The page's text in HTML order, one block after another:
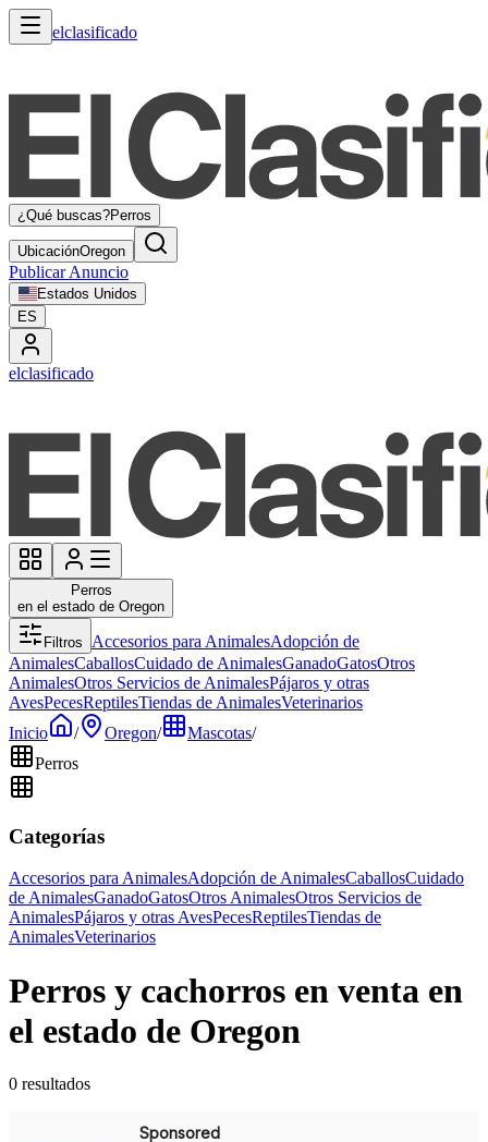
elclasificado
¿Qué buscas?Perros
UbicaciónOregon
Publicar Anuncio
Estados Unidos
ES
elclasificado
Perros
en el estado de Oregon
Filtros Accesorios para AnimalesAdopción de
AnimalesCaballosCuidado de AnimalesGanadoGatosOtros
AnimalesOtros Servicios de AnimalesPájaros y otras
AvesPecesReptilesTiendas de AnimalesVeterinarios
Inicio
/ Oregon/ Mascotas/
Perros
Categorías
Accesorios para AnimalesAdopción de AnimalesCaballosCuidado
de AnimalesGanadoGatosOtros AnimalesOtros Servicios de
AnimalesPájaros y otras AvesPecesReptilesTiendas de
AnimalesVeterinarios
Perros y cachorros en venta en
el estado de Oregon
0 resultados